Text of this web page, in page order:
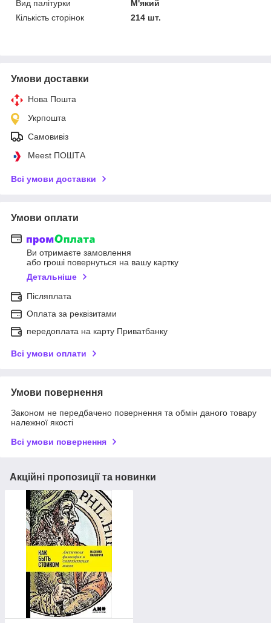
Вид палітурки
М'який
Кількість сторінок
214 шт.
Умови доставки
Нова Пошта
Укрпошта
Самовивіз
Meest ПОШТА
Всі умови доставки
Умови оплати
Ви отримаєте замовлення
або гроші повернуться на вашу картку
Детальніше
Післяплата
Оплата за реквізитами
передоплата на карту Приватбанку
Всі умови оплати
Умови повернення
Законом не передбачено повернення та обмін даного товару
належної якості
Всі умови повернення
Акційні пропозиції та новинки